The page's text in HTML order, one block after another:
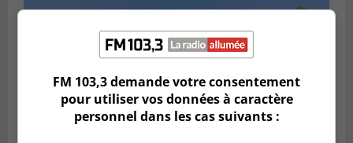
FM 103,3 demande votre consentement
pour utiliser vos données à caractère
personnel dans les cas suivants :